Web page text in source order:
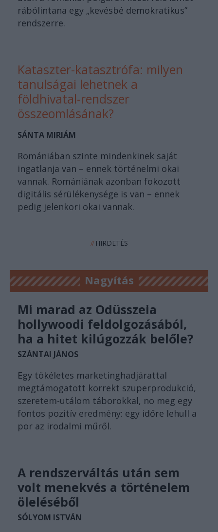
rábólintana egy „kevésbé demokratikus”
rendszerre.
Kataszter-katasztrófa: milyen
tanulságai lehetnek a
földhivatal-rendszer
összeomlásának?
SÁNTA MIRIÁM
Romániában szinte mindenkinek saját
ingatlanja van – ennek történelmi okai
vannak. Romániának azonban fokozott
digitális sérülékenysége is van – ennek
pedig jelenkori okai vannak.
//HIRDETÉS
Nagyítás
Mi marad az Odüsszeia
hollywoodi feldolgozásából,
ha a hitet kilúgozzák belőle?
SZÁNTAI JÁNOS
Egy tökéletes marketinghadjárattal
megtámogatott korrekt szuperprodukció,
szeretem-utálom táborokkal, no meg egy
fontos pozitív eredmény: egy időre lehull a
por az irodalmi műről.
A rendszerváltás után sem
volt menekvés a történelem
öleléséből
SÓLYOM ISTVÁN